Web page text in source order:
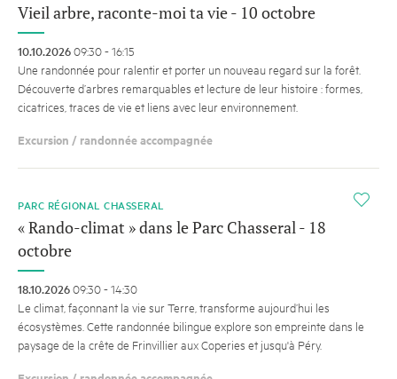
Vieil arbre, raconte-moi ta vie - 10 octobre
10.10.202609:30 - 16:15
Une randonnée pour ralentir et porter un nouveau regard sur la forêt.
Découverte d’arbres remarquables et lecture de leur histoire : formes,
cicatrices, traces de vie et liens avec leur environnement.
Excursion / randonnée accompagnée
i
PARC RÉGIONAL CHASSERAL
« Rando-climat » dans le Parc Chasseral - 18
octobre
18.10.202609:30 - 14:30
Le climat, façonnant la vie sur Terre, transforme aujourd’hui les
écosystèmes. Cette randonnée bilingue explore son empreinte dans le
paysage de la crête de Frinvillier aux Coperies et jusqu'à Péry.